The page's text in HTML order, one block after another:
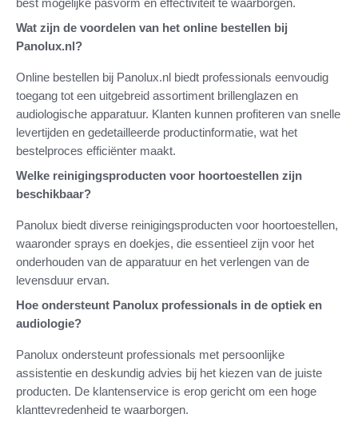
best mogelijke pasvorm en effectiviteit te waarborgen.
Wat zijn de voordelen van het online bestellen bij
Panolux.nl?
Online bestellen bij Panolux.nl biedt professionals eenvoudig
toegang tot een uitgebreid assortiment brillenglazen en
audiologische apparatuur. Klanten kunnen profiteren van snelle
levertijden en gedetailleerde productinformatie, wat het
bestelproces efficiënter maakt.
Welke reinigingsproducten voor hoortoestellen zijn
beschikbaar?
Panolux biedt diverse reinigingsproducten voor hoortoestellen,
waaronder sprays en doekjes, die essentieel zijn voor het
onderhouden van de apparatuur en het verlengen van de
levensduur ervan.
Hoe ondersteunt Panolux professionals in de optiek en
audiologie?
Panolux ondersteunt professionals met persoonlijke
assistentie en deskundig advies bij het kiezen van de juiste
producten. De klantenservice is erop gericht om een hoge
klanttevredenheid te waarborgen.